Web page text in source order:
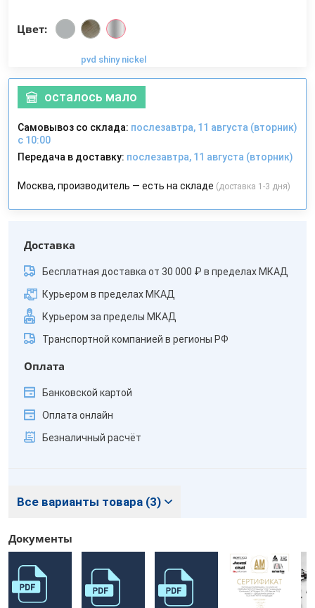
Цвет:
pvd shiny nickel
осталось мало
Самовывоз со склада: послезавтра, 11 августа (вторник)
с 10:00
Передача в доставку: послезавтра, 11 августа (вторник)
Москва, производитель — есть на складе (доставка 1-3 дня)
Доставка
Бесплатная доставка от 30 000 ₽ в пределах МКАД
Курьером в пределах МКАД
Курьером за пределы МКАД
Транспортной компанией в регионы РФ
Оплата
Банковской картой
Оплата онлайн
Безналичный расчёт
Все варианты товара (3)
Документы